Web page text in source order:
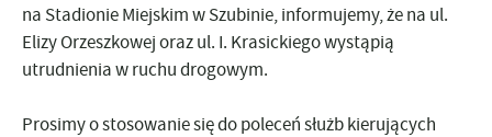
na Stadionie Miejskim w Szubinie, informujemy, że na ul.
Elizy Orzeszkowej oraz ul. I. Krasickiego wystąpią
utrudnienia w ruchu drogowym.
Prosimy o stosowanie się do poleceń służb kierujących